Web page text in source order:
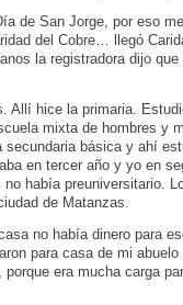
de San Jorge, por eso
del Cobre… llegó
la registradora dijo que
Allí hice la primaria.
mixta de hombres y
básica y ahí
en tercer año y yo en
había preuniversitario.
de Matanzas.
no había dinero para
para casa de mi
era mucha carga